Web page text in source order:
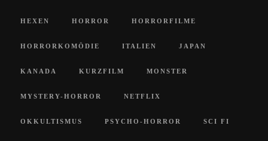
HEXEN HORROR HORRORFILME
HORRORKOMÖDIE ITALIEN JAPAN
KANADA KURZFILM MONSTER
MYSTERY-HORROR NETFLIX
OKKULTISMUS PSYCHO-HORROR SCI FI